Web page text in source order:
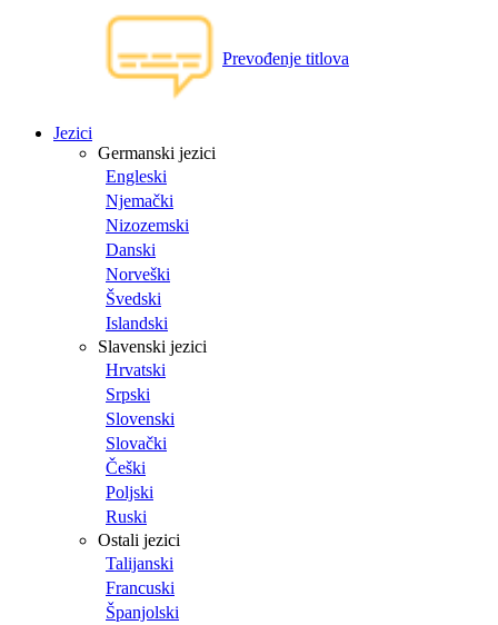
Prevođenje titlova
Jezici
Germanski jezici
Engleski
Njemački
Nizozemski
Danski
Norveški
Švedski
Islandski
Slavenski jezici
Hrvatski
Srpski
Slovenski
Slovački
Češki
Poljski
Ruski
Ostali jezici
Talijanski
Francuski
Španjolski